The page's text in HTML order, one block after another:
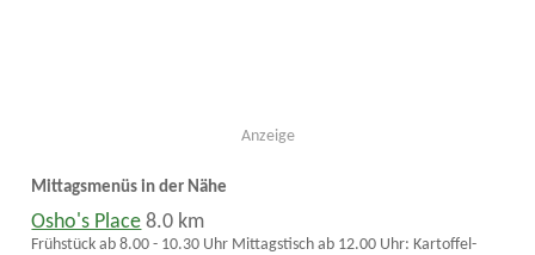
Anzeige
Mittagsmenüs in der Nähe
Osho's Place 8.0 km
Frühstück ab 8.00 - 10.30 Uhr Mittagstisch ab 12.00 Uhr: Kartoffel-